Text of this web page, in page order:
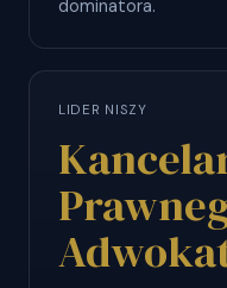
dominatora.
LIDER NISZY